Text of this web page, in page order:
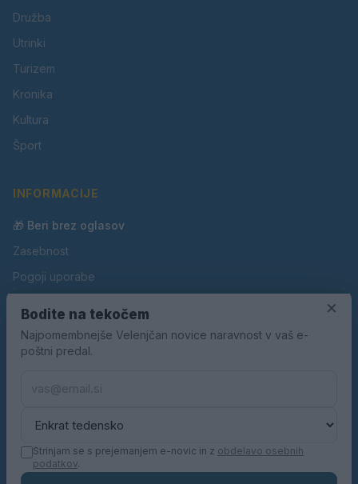
Družba
Utrinki
Turizem
Kronika
Kultura
Šport
INFORMACIJE
🎁 Beri brez oglasov
Zasebnost
Pogoji uporabe
Oglaševanje
Kontakt
×
Bodite na tekočem
Najpomembnejše Velenjčan novice naravnost v vaš e-
poštni predal.
Strinjam se s prejemanjem e-novic in z obdelavo osebnih
podatkov.